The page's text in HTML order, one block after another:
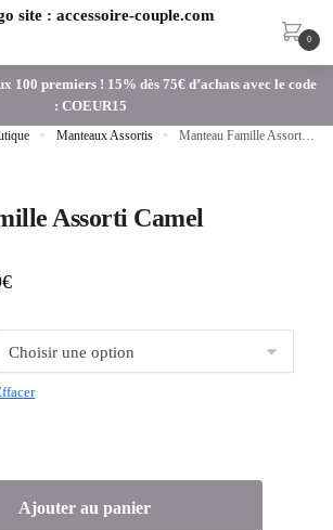
0
100 premiers ! 15% dès 75€ d’achats avec le code
: COEUR15
» Manteaux Assortis » Manteau Famille Assorti Camel
Assorti Camel
€
Ajouter au panier